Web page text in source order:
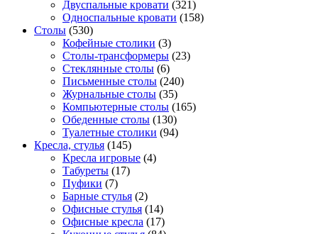
Двуспальные кровати (321)
Односпальные кровати (158)
Столы (530)
Кофейные столики (3)
Столы-трансформеры (23)
Стеклянные столы (6)
Письменные столы (240)
Журнальные столы (35)
Компьютерные столы (165)
Обеденные столы (130)
Туалетные столики (94)
Кресла, стулья (145)
Кресла игровые (4)
Табуреты (17)
Пуфики (7)
Барные стулья (2)
Офисные стулья (14)
Офисные кресла (17)